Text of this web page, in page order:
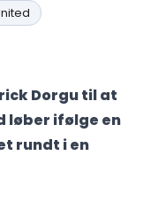
Dorgu til at
løber ifølge en
rundt i en